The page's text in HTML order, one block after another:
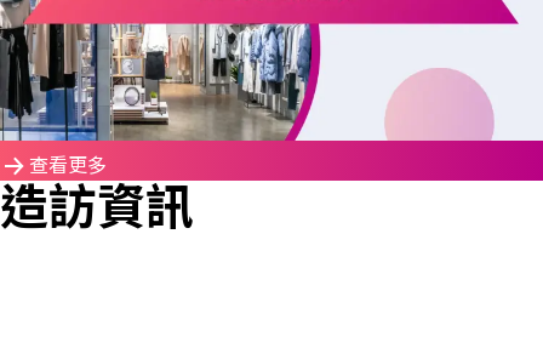
查看更多
造訪資訊